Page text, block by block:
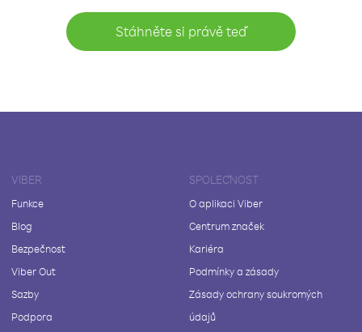
Stáhněte si právě teď
VIBER
Funkce
Blog
Bezpečnost
Viber Out
Sazby
Podpora
SPOLEČNOST
O aplikaci Viber
Centrum značek
Kariéra
Podmínky a zásady
Zásady ochrany soukromých
údajů